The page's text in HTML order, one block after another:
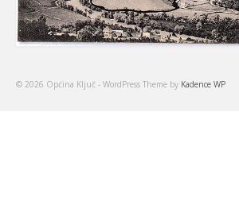
© 2026 Općina Ključ - WordPress Theme by Kadence WP